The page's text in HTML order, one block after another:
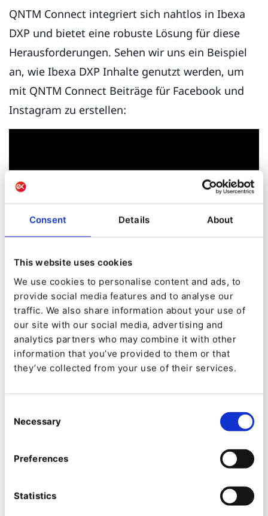
Consent Details About
This website uses cookies
We use cookies to personalise content and ads, to
provide social media features and to analyse our
traffic. We also share information about your use of
our site with our social media, advertising and
analytics partners who may combine it with other
information that you’ve provided to them or that
they’ve collected from your use of their services.
Selection
Necessary
Preferences
Statistics
QNTM Connect integriert sich nahtlos in Ibexa
DXP und bietet eine robuste Lösung für diese
Herausforderungen. Sehen wir uns ein Beispiel
an, wie Ibexa DXP Inhalte genutzt werden, um
mit QNTM Connect Beiträge für Facebook und
Instagram zu erstellen:
Automatisierte Veröffentlichung:QNTM
Connect automatisiert den Prozess der
Veröffentlichung von Inhalten auf
verschiedenen Social-Media-Kanälen. Sobald
Inhalte in Ibexa DXP erstellt und
automatisch an die vorgesehenen Social-
Anpassbare Nachrichten:
benutzerdefinierte Felder für jede Plattform